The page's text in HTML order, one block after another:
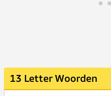
13 Letter Woorden